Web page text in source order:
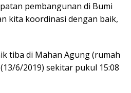
pembangunan di Bumi
kita koordinasi dengan baik,
tiba di Mahan Agung (rumah
6/2019) sekitar pukul 15:08